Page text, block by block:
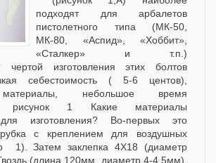
подходят для арбалетов
пистолетного типа (МК-50,
МК-80, «Аспид», «Хоббит»,
«Сталкер» и т.п.)
чертой изготовления этих болтов
себестоимость ( 5-6 центов),
небольшое время
рисунок 1 Какие материалы
изготовления? Во-первых это
с креплением для воздушных
1). Затем заклепка 4Х18 (диаметр
(длина 120мм, диаметр 4-4,5мм),